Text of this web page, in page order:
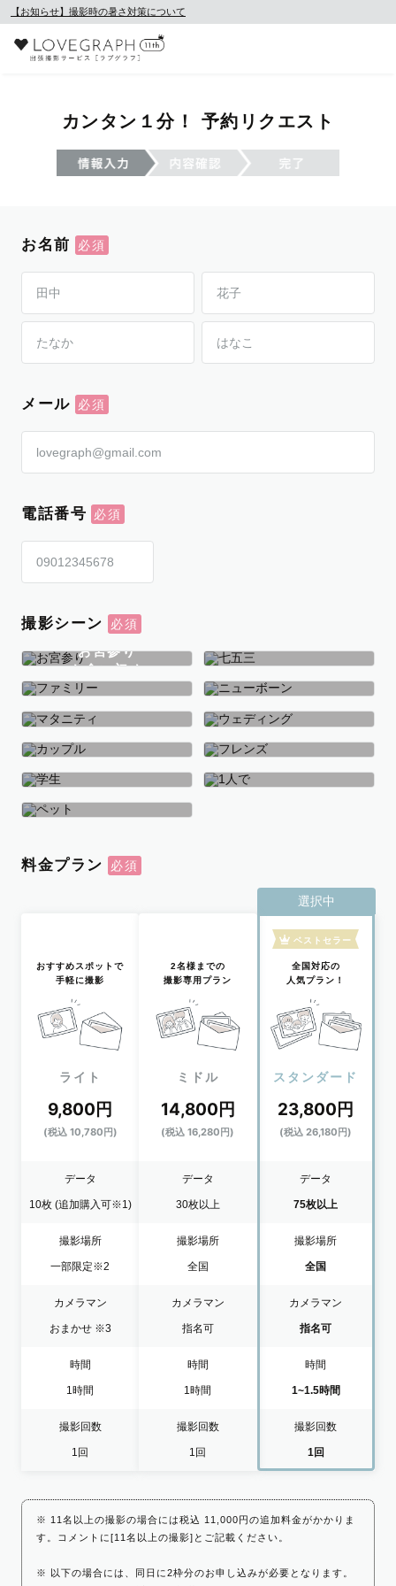
【お知らせ】撮影時の暑さ対策について
カンタン１分！ 予約リクエスト
お名前
メール
電話番号
撮影シーン
お宮参り
お食い初め
七五三
ファミリー ニューボーン
マタニティ ウェディング
カップル フレンズ
学生
料金プラン
おすすめスポットで
手軽に撮影
ライト
9,800円
(税込 10,780円)
データ
10枚 (追加購入可※1)
撮影場所
一部限定※2
カメラマン
おまかせ ※3
時間
1時間
撮影回数
1回
2名様までの
撮影専用プラン
ミドル
14,800円
(税込 16,280円)
データ
30枚以上
撮影場所
全国
カメラマン
指名可
時間
1時間
撮影回数
1回
選択中
ベストセラー
全国対応の
人気プラン！
スタンダード
23,800円
(税込 26,180円)
データ
75枚以上
撮影場所
全国
カメラマン
指名可
時間
1~1.5時間
撮影回数
1回
※ 11名以上の撮影の場合には税込 11,000円の追加料金がかかりま
す。コメントに[11名以上の撮影]とご記載ください。
※ 以下の場合には、同日に2枠分のお申し込みが必要となります。